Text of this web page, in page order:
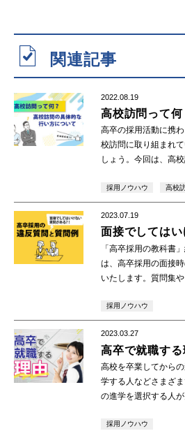
関連記事
2022.08.19
高校訪問って
的な行い方につ
高卒の採用活動に携
校訪問に取り組まれ
しょう。今回は、高
問の具体的な行い方
ぜひ一度ご覧下さい。
採用ノウハウ 高校
2023.07.19
面接でしては
る？！高卒採
例
「高卒採用の教科書
は、高卒採用の面接
いたします。質問集
採用における面接 高
[…]
採用ノウハウ
2023.03.27
高卒で就職する
高校を卒業してから
学する人などさまざ
の進学を選択する人
する企業の方にとっ
採用ノウハウ